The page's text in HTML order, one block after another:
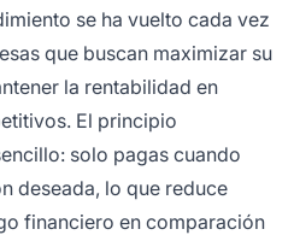
se ha vuelto cada vez
que buscan maximizar su
la rentabilidad en
El principio
solo pagas cuando
deseada, lo que reduce
financiero en comparación